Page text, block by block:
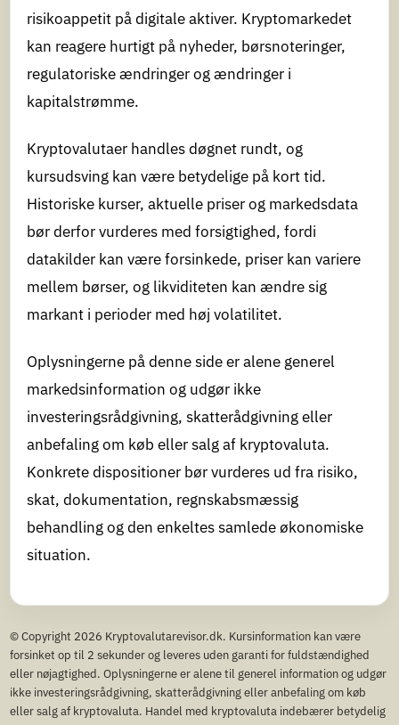
risikoappetit på digitale aktiver. Kryptomarkedet
kan reagere hurtigt på nyheder, børsnoteringer,
regulatoriske ændringer og ændringer i
kapitalstrømme.
Kryptovalutaer handles døgnet rundt, og
kursudsving kan være betydelige på kort tid.
Historiske kurser, aktuelle priser og markedsdata
bør derfor vurderes med forsigtighed, fordi
datakilder kan være forsinkede, priser kan variere
mellem børser, og likviditeten kan ændre sig
markant i perioder med høj volatilitet.
Oplysningerne på denne side er alene generel
markedsinformation og udgør ikke
investeringsrådgivning, skatterådgivning eller
anbefaling om køb eller salg af kryptovaluta.
Konkrete dispositioner bør vurderes ud fra risiko,
skat, dokumentation, regnskabsmæssig
behandling og den enkeltes samlede økonomiske
situation.
© Copyright 2026 Kryptovalutarevisor.dk. Kursinformation kan være
forsinket op til 2 sekunder og leveres uden garanti for fuldstændighed
eller nøjagtighed. Oplysningerne er alene til generel information og udgør
ikke investeringsrådgivning, skatterådgivning eller anbefaling om køb
eller salg af kryptovaluta. Handel med kryptovaluta indebærer betydelig